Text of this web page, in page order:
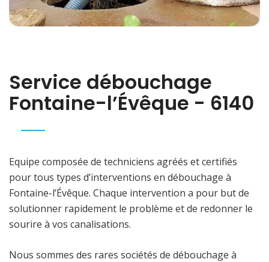
Service débouchage
Fontaine-l’Évêque - 6140
Equipe composée de techniciens agréés et certifiés
pour tous types d’interventions en débouchage à
Fontaine-l’Évêque. Chaque intervention a pour but de
solutionner rapidement le problème et de redonner le
sourire à vos canalisations.
Nous sommes des rares sociétés de débouchage à